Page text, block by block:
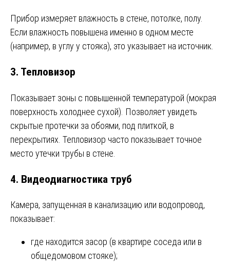
Прибор измеряет влажность в стене, потолке, полу.
Если влажность повышена именно в одном месте
(например, в углу у стояка), это указывает на источник.
3. Тепловизор
Показывает зоны с повышенной температурой (мокрая
поверхность холоднее сухой). Позволяет увидеть
скрытые протечки за обоями, под плиткой, в
перекрытиях. Тепловизор часто показывает точное
место утечки трубы в стене.
4. Видеодиагностика труб
Камера, запущенная в канализацию или водопровод,
показывает:
где находится засор (в квартире соседа или в
общедомовом стояке);